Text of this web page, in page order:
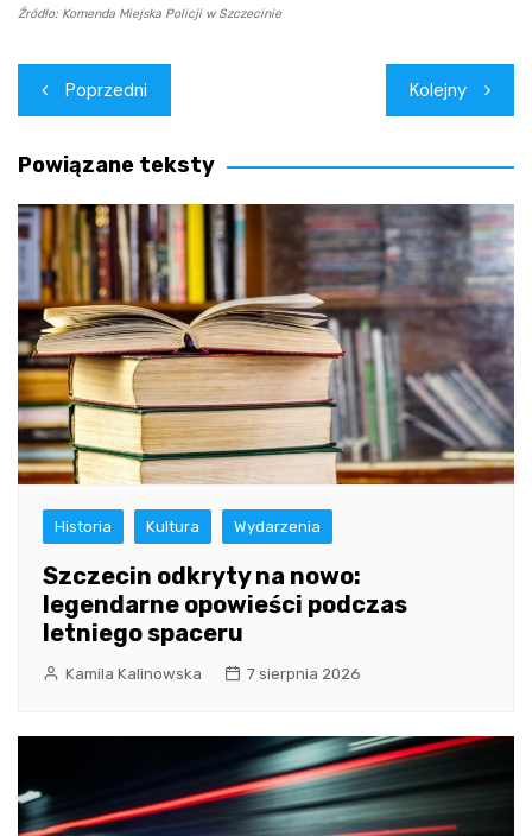
Źródło: Komenda Miejska Policji w Szczecinie
Nawigacja
wpisu
Poprzedni Kolejny
Powiązane teksty
Historia Kultura Wydarzenia
Szczecin odkryty na nowo:
legendarne opowieści podczas
letniego spaceru
Kamila Kalinowska 7 sierpnia 2026